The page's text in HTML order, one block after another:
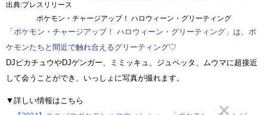
出典:プレスリリース
ポケモン・チャージアップ！ ハロウィーン・グリーティング
「ポケモン・チャージアップ！ ハロウィーン・グリーティング」は、ポ
ケモンたちと間近で触れ合えるグリーティング♡
DJピカチュウやDJゲンガー、ミミッキュ、ジュペッタ、ムウマに超接近
して会うことができ、いっしょに写真が撮れます。
▼詳しい情報はこちら